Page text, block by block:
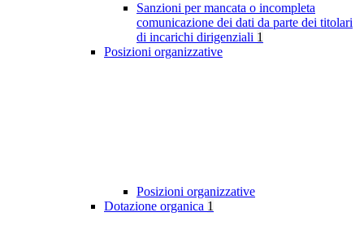
Sanzioni per mancata o incompleta
comunicazione dei dati da parte dei titolari
di incarichi dirigenziali 1
Posizioni organizzative
Posizioni organizzative
Dotazione organica 1